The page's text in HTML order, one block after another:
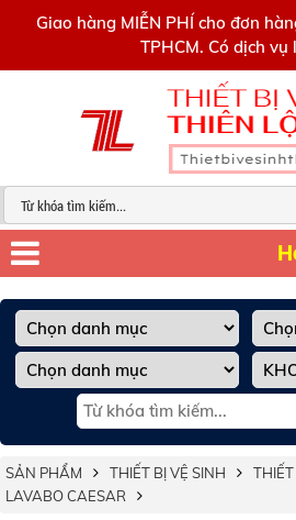
Giao hàng MIỄN PHÍ cho đơn
TPHCM. Có dịch vụ
SẢN PHẨM THIẾT BỊ VỆ SINH
LAVABO CAESAR
0909445903